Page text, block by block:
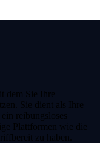
dem Sie Ihre
Sie dient als Ihre
reibungsloses
Plattformen wie die
zu haben.